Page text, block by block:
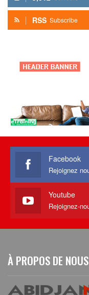
RSS Subscribe
Facebook
Youtube
À PROPOS DE NOUS